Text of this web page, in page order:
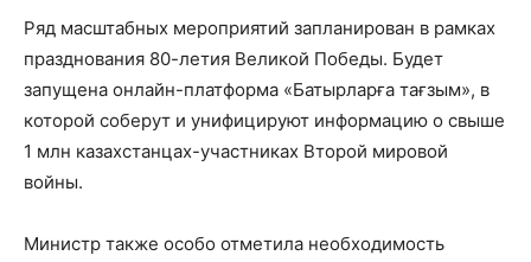
Ряд масштабных мероприятий запланирован в рамках
празднования 80-летия Великой Победы. Будет
запущена онлайн-платформа «Батырларға тағзым», в
которой соберут и унифицируют информацию о свыше
1 млн казахстанцах-участниках Второй мировой
войны.
Министр также особо отметила необходимость